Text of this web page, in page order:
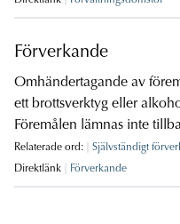
Förverkande
Omhändertagande av
ett brottsverktyg eller
Föremålen lämnas inte
Relaterade ord:
Självständigt
Direktlänk
Förverkande